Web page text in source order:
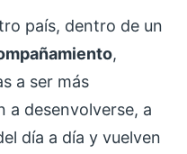
país, dentro de un
,
a ser más
a desenvolverse, a
día a día y vuelven